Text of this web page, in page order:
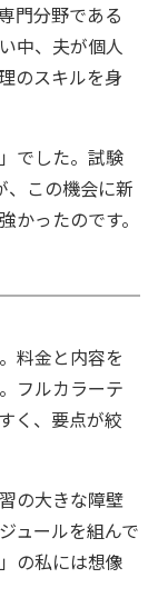
門分野である
中、夫が個人
のスキルを身
でした。試験
、この機会に新
かったのです。
料金と内容を
フルカラーテ
く、要点が絞
の大きな障壁
ュールを組んで
の私には想像